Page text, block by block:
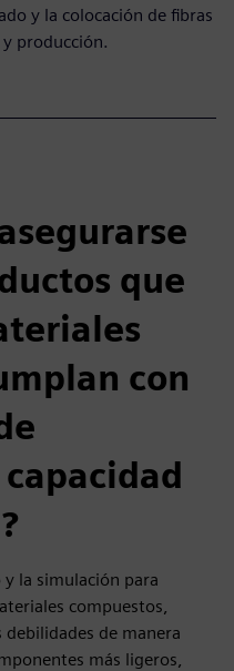
y la colocación de fibras
producción.
que
con
la simulación para
compuestos,
de manera
más ligeros,